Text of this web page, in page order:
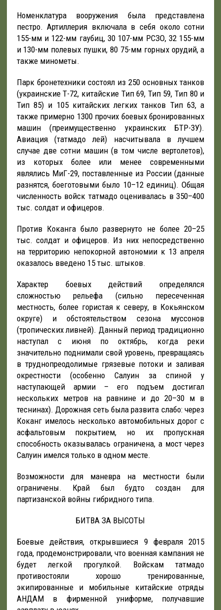
Номенклатура вооружения была представлена
пестро. Артиллерия включала в себя около сотни
155-мм и 122-мм гаубиц, 30 107-мм РСЗО, 32 155-мм
и 130-мм полевых пушки, 80 75-мм горных орудий, а
также минометы.
Парк бронетехники состоял из 250 основных танков
(украинские Т-72, китайские Тип 69, Тип 59, Тип 80 и
Тип 85) и 105 китайских легких танков Тип 63, а
также примерно 1300 прочих боевых бронированных
машин (преимущественно украинских БТР-3У).
Авиация (татмадо лей) насчитывала в лучшем
случае две сотни машин (в том числе вертолетов),
из которых более или менее современными
являлись МиГ-29, поставленные из России (данные
разнятся, боеготовыми было 10–12 единиц). Общая
численность войск татмадо оценивалась в 350–400
тыс. солдат и офицеров.
Против Коканга было развернуто не более 20–25
тыс. солдат и офицеров. Из них непосредственно
на территорию непокорной автономии к 13 апреля
оказалось введено 15 тыс. штыков.
Характер боевых действий определялся
сложностью рельефа (сильно пересеченная
местность, более гористая к северу, в Кокьянском
округе) и обстоятельством сезона муссонов
(тропических ливней). Данный период традиционно
наступал с июня по октябрь, когда реки
значительно поднимали свой уровень, превращаясь
в труднопреодолимые грязевые потоки и заливая
окрестности (особенно Салуин за спиной у
наступающей армии – его подъем достигал
нескольких метров на равнине и до 20–30 м в
теснинах). Дорожная сеть была развита слабо: через
Коканг имелось несколько автомобильных дорог с
асфальтовым покрытием, но их пропускная
способность оказывалась ограничена, а мост через
Салуин имелся только в одном месте.
Возможности для маневра на местности были
ограничены. Край был будто создан для
партизанской войны гибридного типа.
БИТВА ЗА ВЫСОТЫ
Боевые действия, открывшиеся 9 февраля 2015
года, продемонстрировали, что военная кампания не
будет легкой прогулкой. Войскам татмадо
противостояли хорошо тренированные,
экипированные и мобильные китайские отряды
АНДАМ в фирменной униформе, получавшие